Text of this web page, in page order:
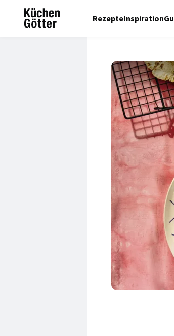
RezepteInspiration